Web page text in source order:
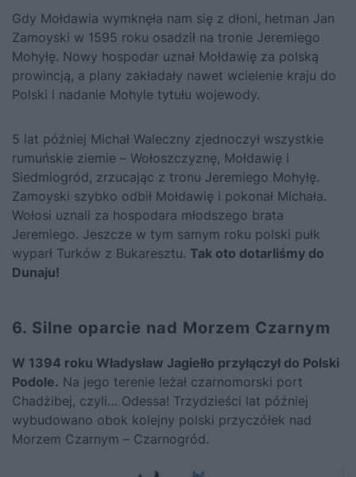
Gdy Mołdawia wymknęła nam się z dłoni, hetman Jan
Zamoyski w 1595 roku osadził na tronie Jeremiego
Mohyłę. Nowy hospodar uznał Mołdawię za polską
prowincją, a plany zakładały nawet wcielenie kraju do
Polski i nadanie Mohyle tytułu wojewody.
5 lat później Michał Waleczny zjednoczył wszystkie
rumuńskie ziemie – Wołoszczyznę, Mołdawię i
Siedmiogród, zrzucając z tronu Jeremiego Mohyłę.
Zamoyski szybko odbił Mołdawię i pokonał Michała.
Wołosi uznali za hospodara młodszego brata
Jeremiego. Jeszcze w tym samym roku polski pułk
wyparł Turków z Bukaresztu. Tak oto dotarliśmy do
Dunaju!
6. Silne oparcie nad Morzem Czarnym
W 1394 roku Władysław Jagiełło przyłączył do Polski
Podole. Na jego terenie leżał czarnomorski port
Chadżibej, czyli… Odessa! Trzydzieści lat później
wybudowano obok kolejny polski przyczółek nad
Morzem Czarnym – Czarnogród.